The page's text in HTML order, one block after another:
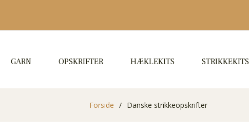
GARN OPSKRIFTER HÆKLEKITS STRIKKEKITS
Forside / Danske strikkeopskrifter